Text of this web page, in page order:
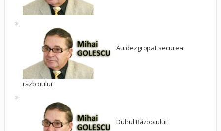
Au dezgropat securea
războiului
Duhul Războiului